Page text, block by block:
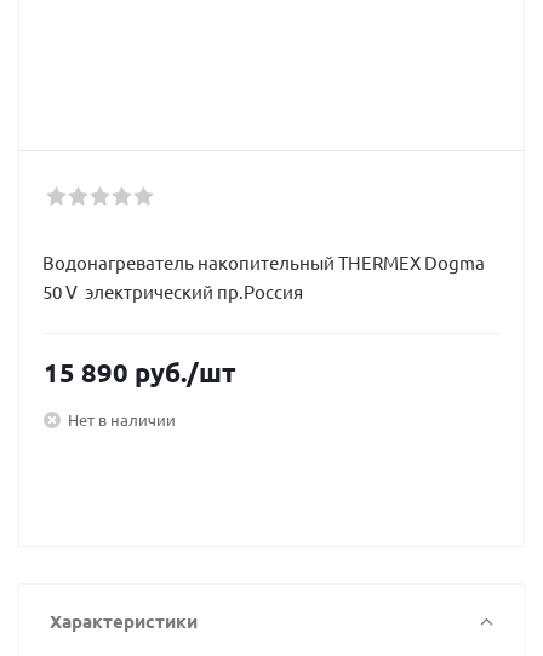
Водонагреватель накопительный THERMEX Dogma
50 V электрический пр.Россия
15 890 руб./шт
Нет в наличии
Характеристики